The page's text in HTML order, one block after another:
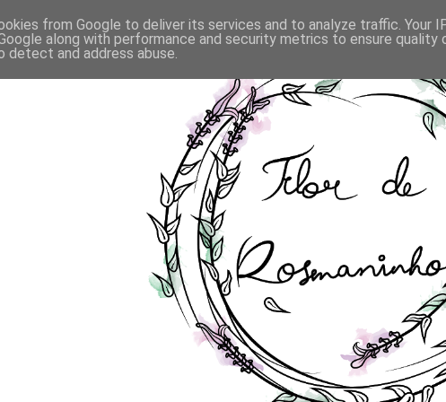
from Google to deliver its services and to analyze traffic. Your
along with performance and security metrics to ensure quality
detect and address abuse.